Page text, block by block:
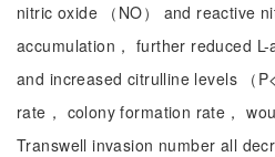
nitric oxide （NO） and reactive
accumulation， further reduced L-
and increased citrulline levels （
rate， colony formation rate，
Transwell invasion number all